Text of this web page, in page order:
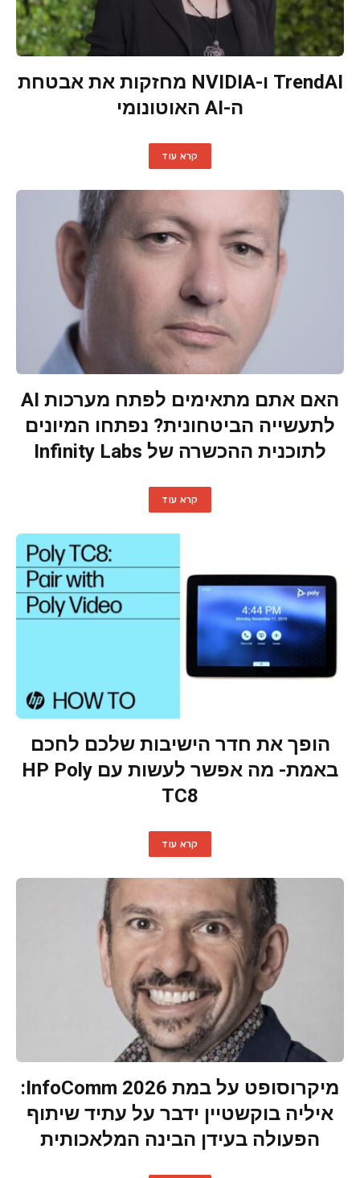
TrendAI ו-NVIDIA מחזקות את אבטחת
ה-AI האוטונומי
קרא עוד
האם אתם מתאימים לפתח מערכות AI
לתעשייה הביטחונית? נפתחו המיונים
לתוכנית ההכשרה של Infinity Labs
קרא עוד
הופך את חדר הישיבות שלכם לחכם
באמת- מה אפשר לעשות עם HP Poly
TC8
קרא עוד
מיקרוסופט על במת InfoComm 2026:
איליה בוקשטיין ידבר על עתיד שיתוף
הפעולה בעידן הבינה המלאכותית